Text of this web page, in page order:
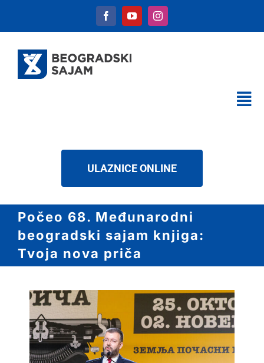
content
USLUGE
DOWNLOAD
KONTAKT
ULAZNICE ONLINE
Počeo 68. Međunarodni
beogradski sajam knjiga:
Tvoja nova priča